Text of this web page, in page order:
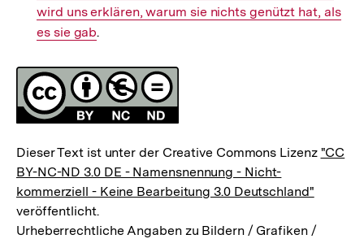
wird uns erklären, warum sie nichts genützt hat, als
es sie gab.
Fussnoten
Lizenz
Dieser Text ist unter der Creative Commons Lizenz "CC
BY-NC-ND 3.0 DE - Namensnennung - Nicht-
kommerziell - Keine Bearbeitung 3.0 Deutschland"
veröffentlicht.
Urheberrechtliche Angaben zu Bildern / Grafiken /